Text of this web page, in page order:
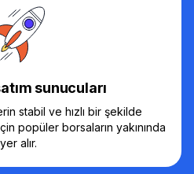
sunucuları
stabil ve hızlı bir şekilde
popüler borsaların yakınında
yer alır.